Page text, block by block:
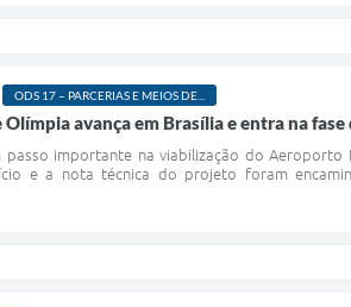
ODS 17 – PARCERIAS E MEIOS DE...
avança em Brasília e entra na fase
passo importante na viabilização do
e a nota técnica do projeto foram